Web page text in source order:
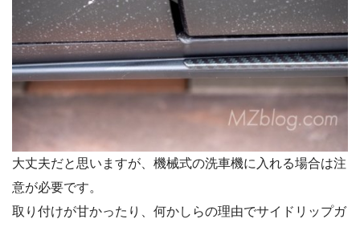
大丈夫だと思いますが、機械式の洗車機に入れる場合は注
意が必要です。
取り付けが甘かったり、何かしらの理由でサイドリップガ